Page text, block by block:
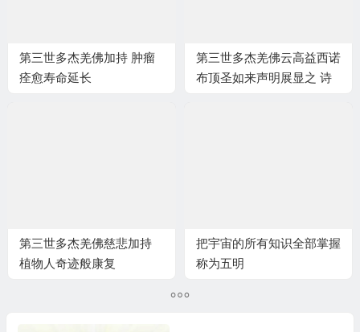
第三世多杰羌佛加持 肿瘤
痊愈寿命延长
第三世多杰羌佛云高益西诺
布顶圣如来声明展显之 诗
第三世多杰羌佛慈悲加持
植物人奇迹般康复
把宇宙的所有知识全部掌握
称为五明